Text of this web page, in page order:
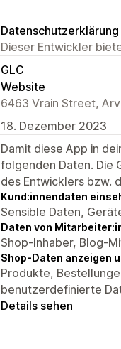
Datenschutzerklärung
Dieser Entwickler
GLC
Website
6463 Vrain Street,
18. Dezember 2023
Damit diese App in
folgenden Daten. Die
des Entwicklers bzw.
Kund:innendaten
Sensible Daten,
Daten von
Shop-Inhaber, Blog-
Shop-Daten anzeigen
Produkte,
benutzerdefinierte
Details sehen